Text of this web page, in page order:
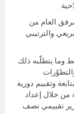
العام من
والترتيبي
يتطلّبه ذلك
وتقييم دورية
من خلال إعداد
تقييمي نصف